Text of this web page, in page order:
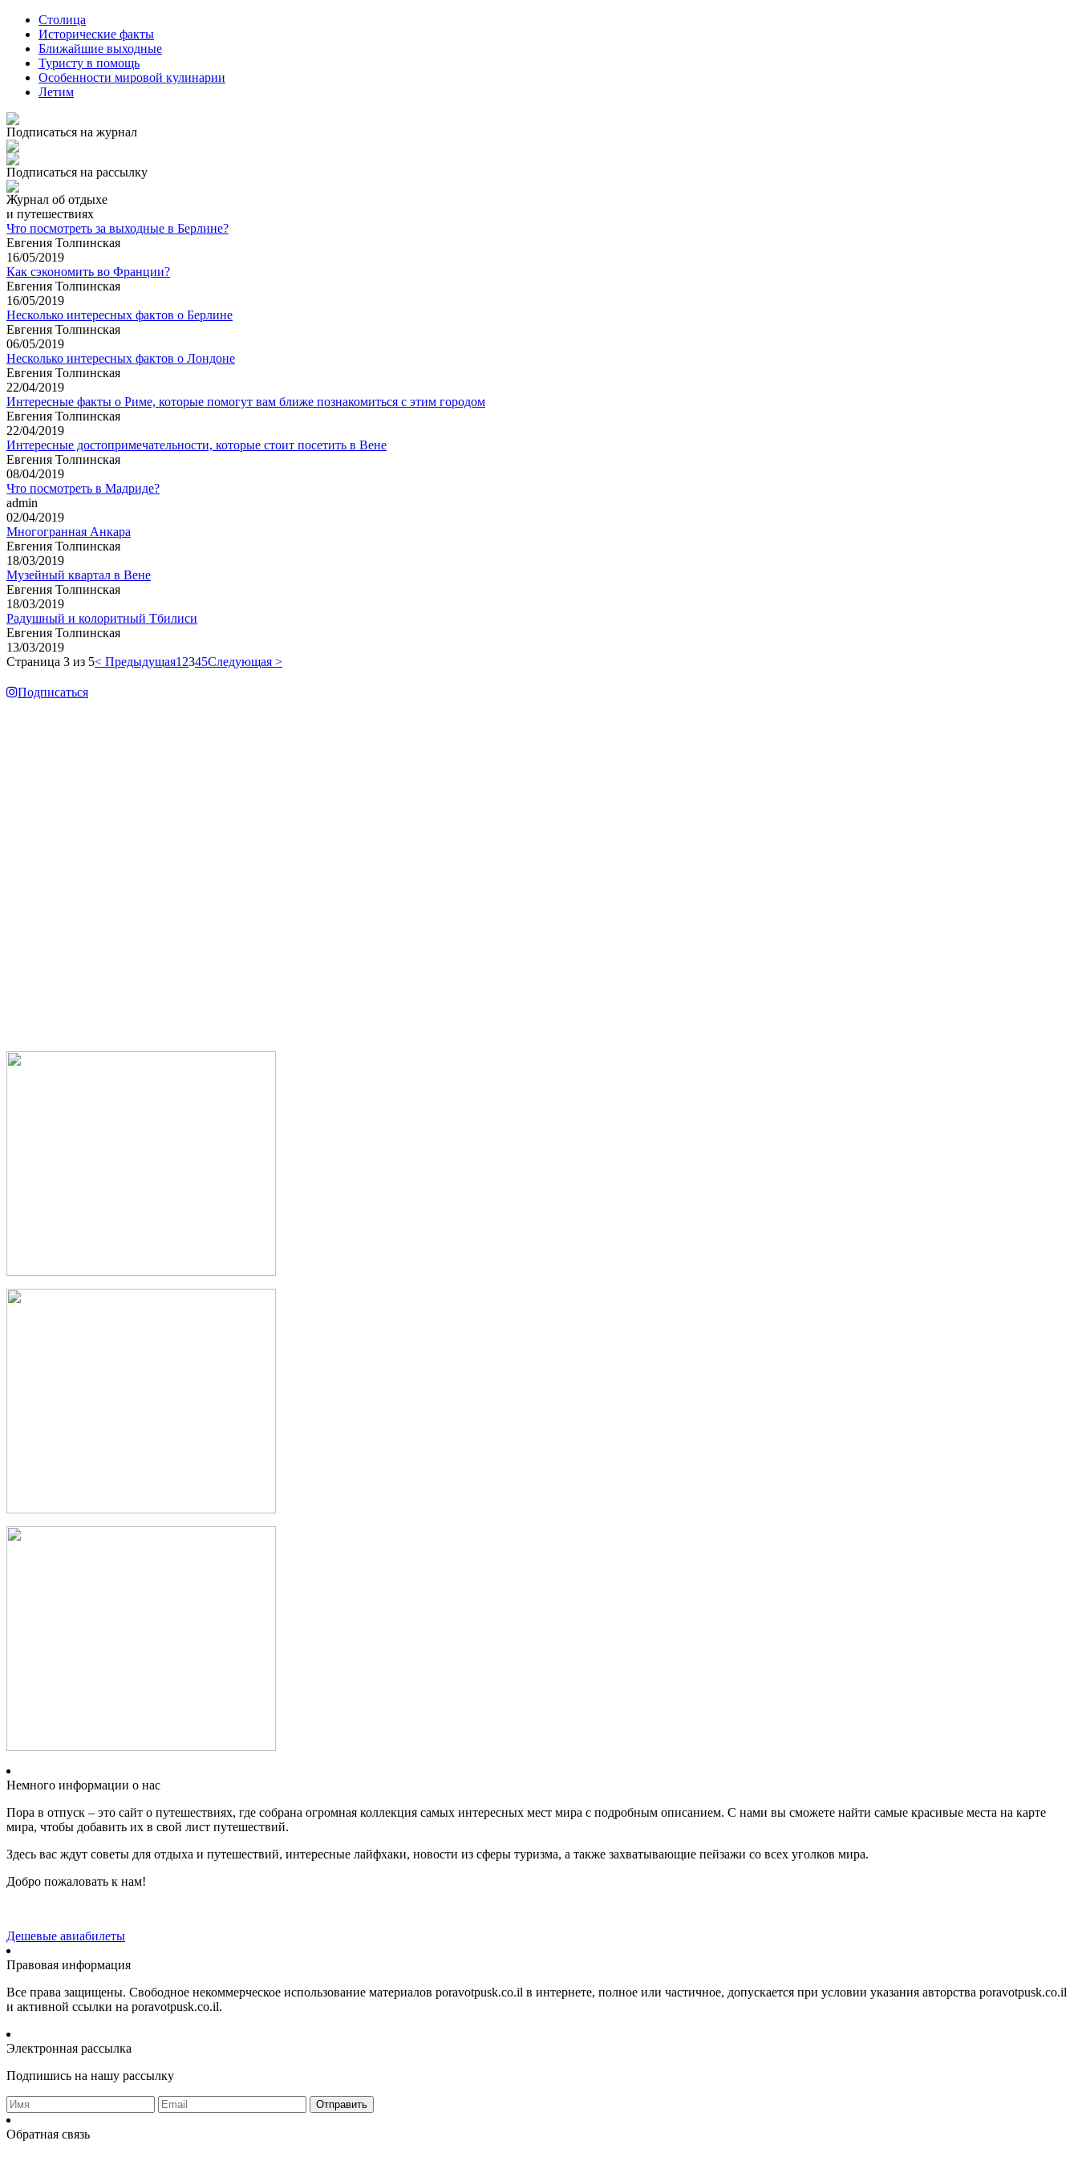
Столица
Исторические факты
Ближайшие выходные
Туристу в помощь
Особенности мировой кулинарии
Летим
Подписаться на журнал
Подписаться на рассылку
Журнал об отдыхе
и путешествиях
Что посмотреть за выходные в Берлине?
Евгения Толпинская
16/05/2019
Как сэкономить во Франции?
Евгения Толпинская
16/05/2019
Несколько интересных фактов о Берлине
Евгения Толпинская
06/05/2019
Несколько интересных фактов о Лондоне
Евгения Толпинская
22/04/2019
Интересные факты о Риме, которые помогут вам ближе познакомиться с этим городом
Евгения Толпинская
22/04/2019
Интересные достопримечательности, которые стоит посетить в Вене
Евгения Толпинская
08/04/2019
Что посмотреть в Мадриде?
admin
02/04/2019
Многогранная Анкара
Евгения Толпинская
18/03/2019
Музейный квартал в Вене
Евгения Толпинская
18/03/2019
Радушный и колоритный Тбилиси
Евгения Толпинская
13/03/2019
Страница 3 из 5< Предыдущая1 2345Следующая >
Подписаться
Немного информации о нас
Пора в отпуск – это сайт о путешествиях, где собрана огромная коллекция самых интересных мест мира с подробным описанием. С нами вы сможете найти самые красивые места на карте
мира, чтобы добавить их в свой лист путешествий.
Здесь вас ждут советы для отдыха и путешествий, интересные лайфхаки, новости из сферы туризма, а также захватывающие пейзажи со всех уголков мира.
Добро пожаловать к нам!
Дешевые авиабилеты
Правовая информация
Все права защищены. Свободное некоммерческое использование материалов poravotpusk.co.il в интернете, полное или частичное, допускается при условии указания авторства poravotpusk.co.il
и активной ссылки на poravotpusk.co.il.
Электронная рассылка
Подпишись на нашу рассылку
Отправить
Обратная связь